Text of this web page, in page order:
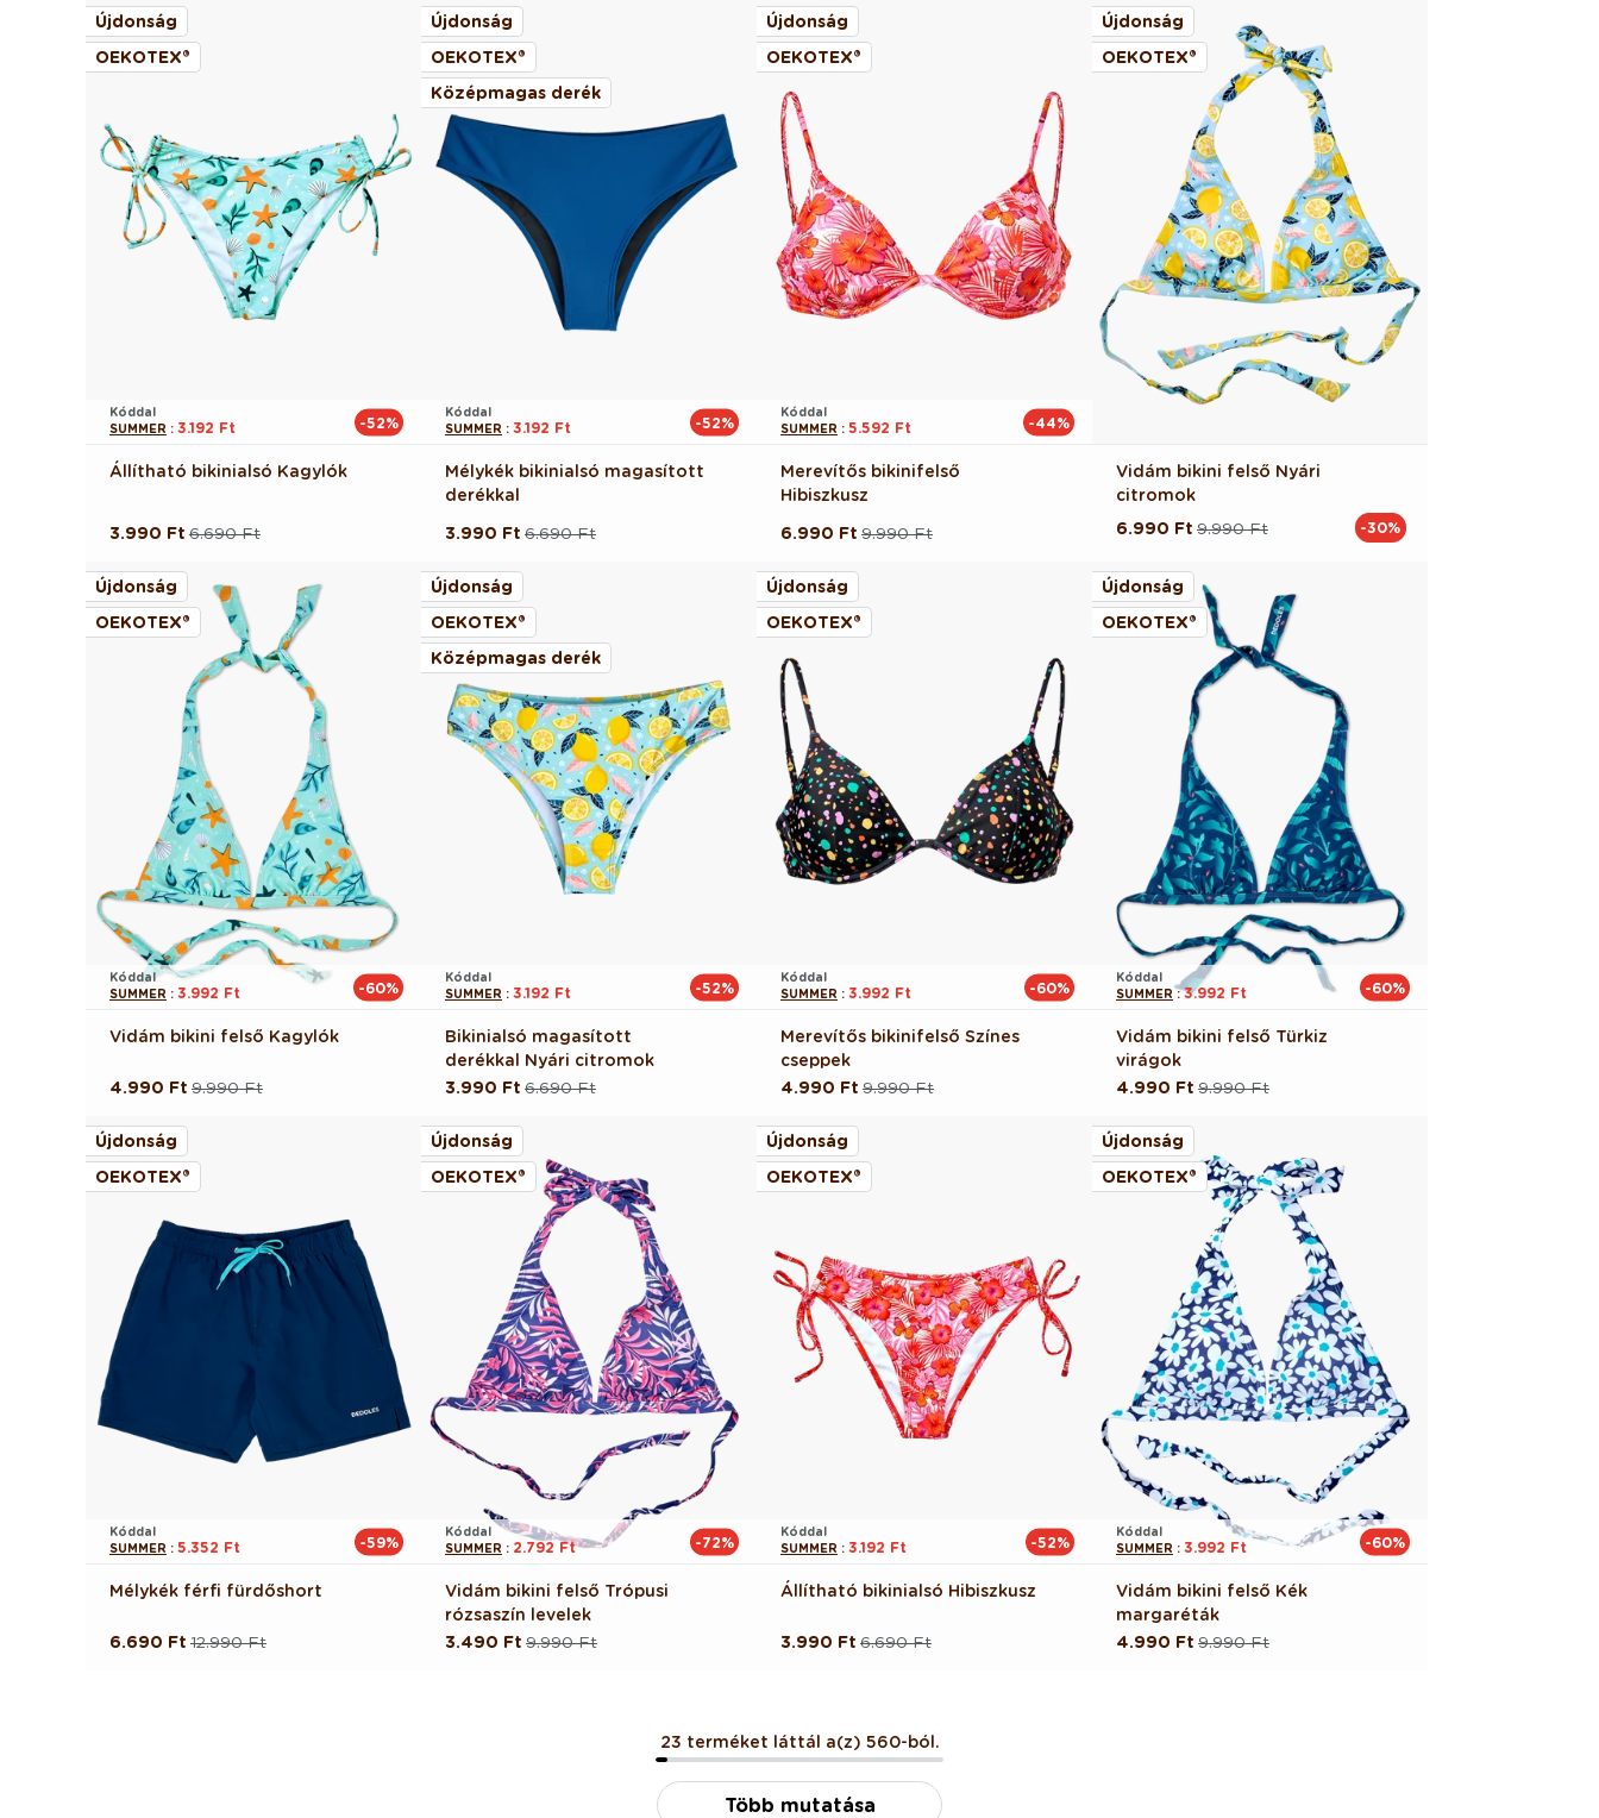
Újdonság
OEKOTEX®
Kóddal
SUMMER : 3.192 Ft -52%
Állítható bikinialsó Kagylók
Normál
6.690 Ft
Akciós
3.990 Ft
Újdonság
OEKOTEX®
Középmagas derék
Kóddal
SUMMER : 3.192 Ft -52%
Mélykék bikinialsó magasított
derékkal
Normál
6.690 Ft
Akciós
3.990 Ft
Újdonság
OEKOTEX®
Kóddal
SUMMER : 5.592 Ft -44%
Merevítős bikinifelső
Hibiszkusz
Normál
9.990 Ft
Akciós
6.990 Ft
Újdonság
OEKOTEX®
Vidám bikini felső Nyári
citromok
Normál
9.990 Ft
Akciós
6.990 Ft -30%
Újdonság
OEKOTEX®
Kóddal
SUMMER : 3.992 Ft -60%
Vidám bikini felső Kagylók
Normál
9.990 Ft
Akciós
4.990 Ft
Újdonság
OEKOTEX®
Középmagas derék
Kóddal
SUMMER : 3.192 Ft -52%
Bikinialsó magasított
derékkal Nyári citromok
Normál
6.690 Ft
Akciós
3.990 Ft
Újdonság
OEKOTEX®
Kóddal
SUMMER : 3.992 Ft -60%
Merevítős bikinifelső Színes
cseppek
Normál
9.990 Ft
Akciós
4.990 Ft
Újdonság
OEKOTEX®
Kóddal
SUMMER :3.992 Ft -60%
Vidám bikini felső Türkiz
virágok
Normál
9.990 Ft
Akciós
4.990 Ft
Újdonság
OEKOTEX®
Kóddal
SUMMER : 5.352 Ft -59%
Mélykék férfi fürdőshort
Normál
12.990 Ft
Akciós
6.690 Ft
Újdonság
OEKOTEX®
Kóddal
SUMMER : 2.792 Ft -72%
Vidám bikini felső Trópusi
rózsaszín levelek
Normál
9.990 Ft
Akciós
3.490 Ft
Újdonság
OEKOTEX®
Kóddal
SUMMER : 3.192 Ft -52%
Állítható bikinialsó Hibiszkusz
Normál
6.690 Ft
Akciós
3.990 Ft
Újdonság
OEKOTEX®
Kóddal
SUMMER : 3.992 Ft -60%
Vidám bikini felső Kék
margaréták
Normál
9.990 Ft
Akciós
4.990 Ft
23 terméket láttál a(z) 560-ból.
Több mutatása